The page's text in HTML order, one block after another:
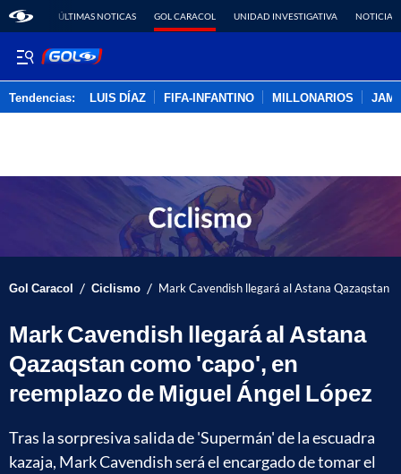
ÚLTIMAS NOTICAS GOL CARACOL UNIDAD INVESTIGATIVA NOTICIAS
Tendencias: LUIS DÍAZ FIFA-INFANTINO MILLONARIOS
Gol Caracol / Ciclismo / Mark Cavendish llegará al Astana Qazaqstan
Mark Cavendish llegará al Astana
Qazaqstan como 'capo', en
reemplazo de Miguel Ángel López
Tras la sorpresiva salida de 'Supermán' de la escuadra
kazaja, Mark Cavendish será el encargado de tomar el